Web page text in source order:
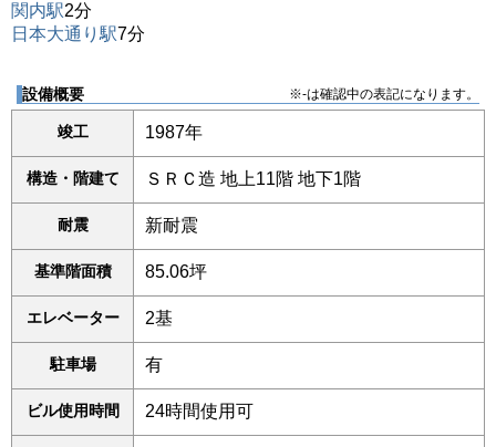
関内駅2分
日本大通り駅7分
設備概要 ※-は確認中の表記になります。
竣工 1987年
構造・階建て ＳＲＣ造 地上11階 地下1階
耐震 新耐震
基準階面積 85.06坪
エレベーター 2基
駐車場 有
ビル使用時間 24時間使用可